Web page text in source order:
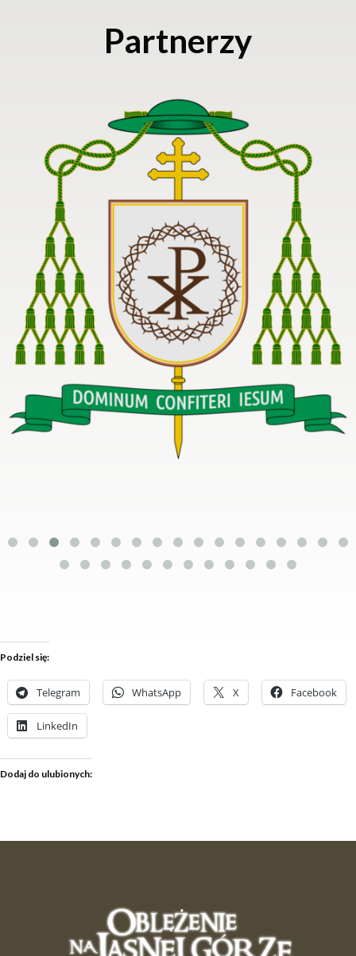
Partnerzy
Podziel się:
Telegram WhatsApp X Facebook
LinkedIn
Dodaj do ulubionych: